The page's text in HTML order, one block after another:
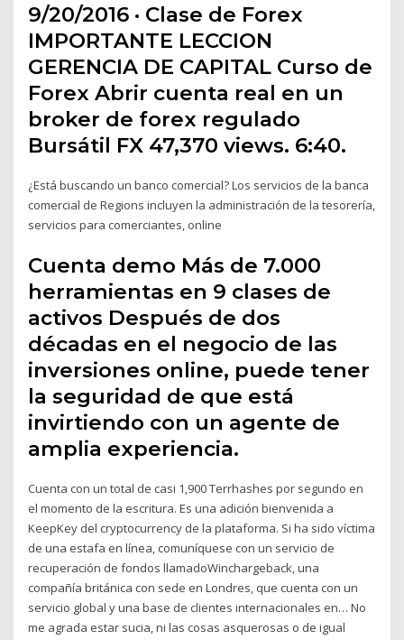
9/20/2016 · Clase de Forex
IMPORTANTE LECCION
GERENCIA DE CAPITAL Curso de
Forex Abrir cuenta real en un
broker de forex regulado
Bursátil FX 47,370 views. 6:40.
¿Está buscando un banco comercial? Los servicios de la banca
comercial de Regions incluyen la administración de la tesorería,
servicios para comerciantes, online
Cuenta demo Más de 7.000
herramientas en 9 clases de
activos Después de dos
décadas en el negocio de las
inversiones online, puede tener
la seguridad de que está
invirtiendo con un agente de
amplia experiencia.
Cuenta con un total de casi 1,900 Terrhashes por segundo en
el momento de la escritura. Es una adición bienvenida a
KeepKey del cryptocurrency de la plataforma. Si ha sido víctima
de una estafa en línea, comuníquese con un servicio de
recuperación de fondos llamadoWinchargeback, una
compañía británica con sede en Londres, que cuenta con un
servicio global y una base de clientes internacionales en… No
me agrada estar sucia, ni las cosas asquerosas o de igual